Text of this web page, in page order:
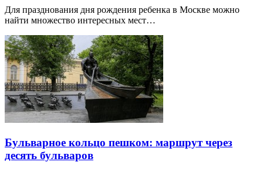
Для празднования дня рождения ребенка в Москве можно
найти множество интересных мест…
Бульварное кольцо пешком: маршрут через
десять бульваров